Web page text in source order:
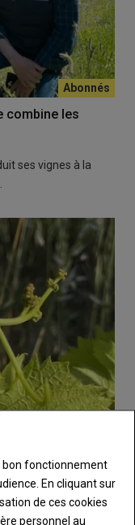
combine les
ses vignes à la
vignes du Val de
encore, de filage
bon fonctionnement
En cliquant sur
de ces cookies
personnel au